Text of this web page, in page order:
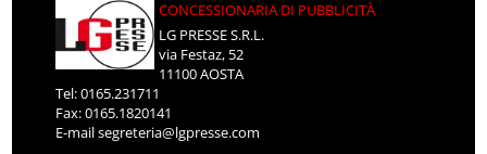
CONCESSIONARIA DI PUBBLICITÀ
LG PRESSE S.R.L.
via Festaz, 52
11100 AOSTA
Tel: 0165.231711
Fax: 0165.1820141
E-mailsegreteria@lgpresse.com